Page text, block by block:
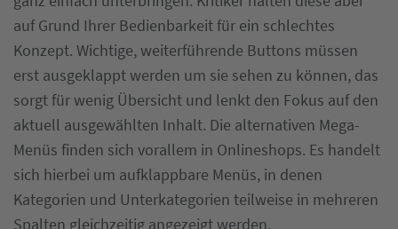
auf Grund Ihrer Bedienbarkeit für ein schlechtes
Konzept. Wichtige, weiterführende Buttons müssen
erst ausgeklappt werden um sie sehen zu können, das
sorgt für wenig Übersicht und lenkt den Fokus auf den
aktuell ausgewählten Inhalt. Die alternativen Mega-
Menüs finden sich vorallem in Onlineshops. Es handelt
sich hierbei um aufklappbare Menüs, in denen
Kategorien und Unterkategorien teilweise in mehreren
Spalten gleichzeitig angezeigt werden.